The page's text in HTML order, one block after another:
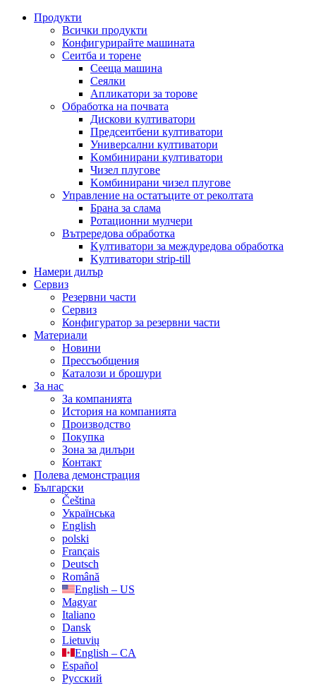
Продукти
Всички продукти
Конфигурирайте машината
Сеитба и торене
Cееща машина
Cеялки
Апликатори за торове
Обработка на почвата
Дискови култиватори
Предсеитбени култиватори
Универсални култиватори
Kомбинирани култиватори
Чизел плугове
Kомбинирани чизел плугове
Управление на остатъците от реколтата
Брана за слама
Pотационни мулчери
Вътрередова обработка
Kултиватори за междуредова обработка
Kултиватори strip-till
Намери дилър
Сервиз
Резервни части
Сервиз
Конфигуратор за резервни части
Материали
Новини
Прессъобщения
Каталози и брошури
За нас
За компанията
История на компанията
Производство
Покупка
Зона за дилъри
Контакт
Полева демонстрация
Български
Čeština
Українська
English
polski
Français
Deutsch
Română
English – US
Magyar
Italiano
Dansk
Lietuvių
English – CA
Español
Русский